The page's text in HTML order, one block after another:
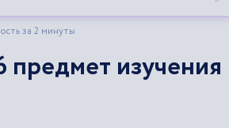
предмет изучения